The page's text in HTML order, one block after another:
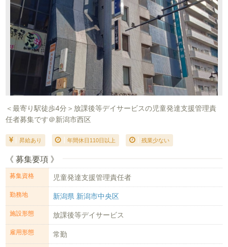
＜最寄り駅徒歩4分＞放課後等デイサービスの児童発達支援管理責
任者募集です＠新潟市西区
昇給あり 年間休日110日以上 残業少ない
《 募集要項 》
募集資格 児童発達支援管理責任者
勤務地 新潟県 新潟市中央区
施設形態 放課後等デイサービス
雇用形態 常勤